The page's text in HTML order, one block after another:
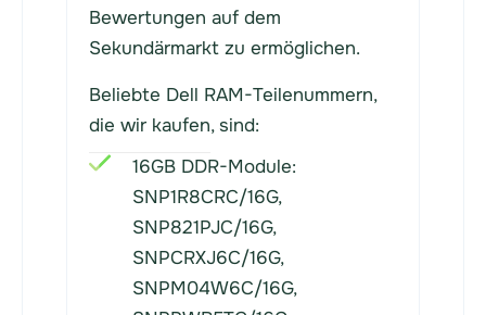
Bewertungen auf dem
Sekundärmarkt zu ermöglichen.
Beliebte Dell RAM-Teilenummern,
die wir kaufen, sind:
16GB DDR-Module:
SNP1R8CRC/16G,
SNP821PJC/16G,
SNPCRXJ6C/16G,
SNPM04W6C/16G,